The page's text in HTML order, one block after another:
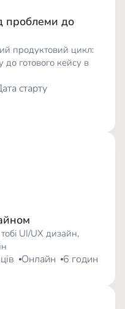
проблеми до
продуктовий цикл:
до готового кейсу в
старту
UI/UX дизайн,
Онлайн 6 годин